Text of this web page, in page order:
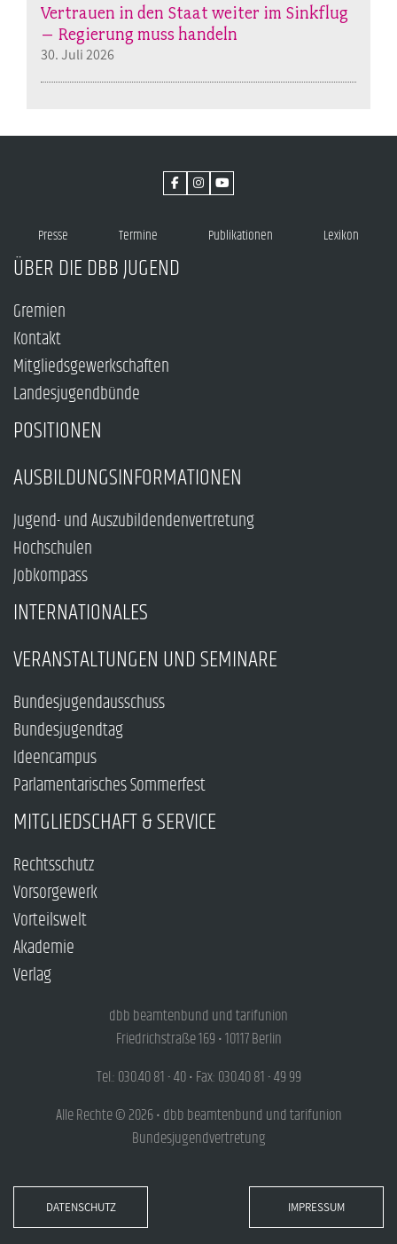
Vertrauen in den Staat weiter im Sinkflug
– Regierung muss handeln
30. Juli 2026
Presse Termine Publikationen Lexikon
ÜBER DIE DBB JUGEND
Gremien
Kontakt
Mitgliedsgewerkschaften
Landesjugendbünde
POSITIONEN
AUSBILDUNGSINFORMATIONEN
Jugend- und Auszubildendenvertretung
Hochschulen
Jobkompass
INTERNATIONALES
VERANSTALTUNGEN UND SEMINARE
Bundesjugendausschuss
Bundesjugendtag
Ideencampus
Parlamentarisches Sommerfest
MITGLIEDSCHAFT & SERVICE
Rechtsschutz
Vorsorgewerk
Vorteilswelt
Akademie
Verlag
dbb beamtenbund und tarifunion
Friedrichstraße 169 • 10117 Berlin
Tel.: 030.40 81 - 40 • Fax: 030.40 81 - 49 99
Alle Rechte © 2026 • dbb beamtenbund und tarifunion
Bundesjugendvertretung
DATENSCHUTZ IMPRESSUM